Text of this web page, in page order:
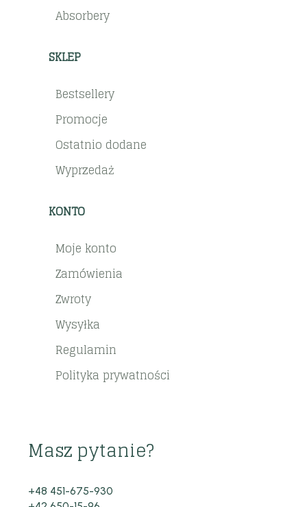
Absorbery
SKLEP
Bestsellery
Promocje
Ostatnio dodane
Wyprzedaż
KONTO
Moje konto
Zamówienia
Zwroty
Wysyłka
Regulamin
Polityka prywatności
Masz pytanie?
+48 451-675-930